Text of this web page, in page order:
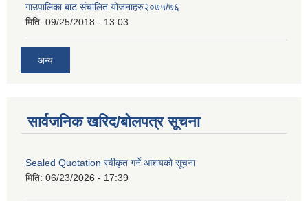
गाउपालिका बाट संचालित योजनाहरु२०७५/७६
मिति: 09/25/2018 - 13:03
अन्य
सार्वजनिक खरिद/बोलपत्र सूचना
Sealed Quotation स्वीकृत गर्ने आशयको सूचना
मिति: 06/23/2026 - 17:39